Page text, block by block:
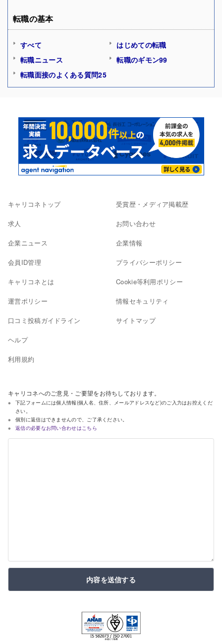
転職の基本
すべて
はじめての転職
転職ニュース
転職のギモン99
転職面接のよくある質問25
キャリコネトップ
求人
企業ニュース
会員ID管理
キャリコネとは
運営ポリシー
口コミ投稿ガイドライン
ヘルプ
利用規約
受賞歴・メディア掲載歴
お問い合わせ
企業情報
プライバシーポリシー
Cookie等利用ポリシー
情報セキュリティ
サイトマップ
キャリコネへのご意見・ご要望をお待ちしております。
下記フォームには個人情報(個人名、住所、メールアドレスなど)のご入力はお控えくだ
さい。
個別に返信はできませんので、ご了承ください。
返信の必要なお問い合わせはこちら
内容を送信する